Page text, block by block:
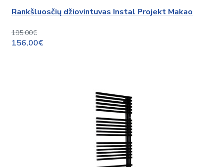
Rankšluosčių džiovintuvas Instal Projekt Makao
195,00€
156,00€